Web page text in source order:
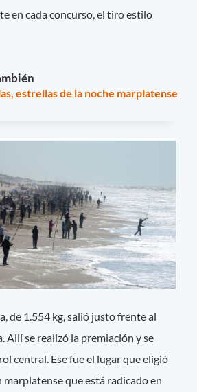
en cada concurso, el tiro estilo
estrellas de la noche marplatense
de 1.554 kg, salió justo frente al
Allí se realizó la premiación y se
central. Ese fue el lugar que eligió
que está radicado en